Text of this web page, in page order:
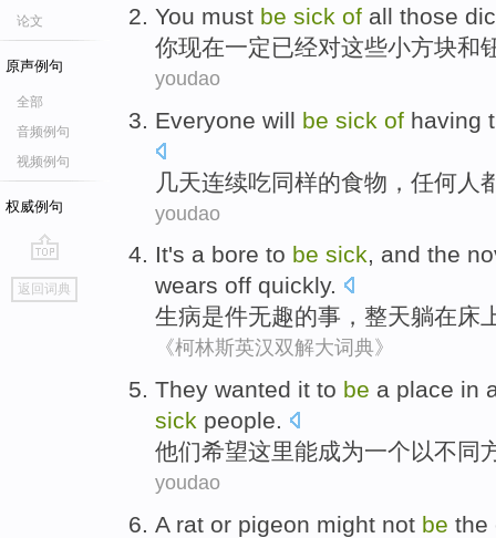
论文
原声例句
全部
音频例句
视频例句
权威例句
go
top
返回词典
You must be sick of all those
你现在一定已经对这些小方块和
youdao
Everyone will be sick of having
几天连续吃同样的食物 ， 任何人
youdao
It's a bore to be sick, and the
wears off quickly.
生病是件无趣的事， 整天躺在床
《柯林斯英汉双解大词典》
They wanted it to be a place in
sick people.
他们希望这里能成为一个以不同
youdao
A rat or pigeon might not be the